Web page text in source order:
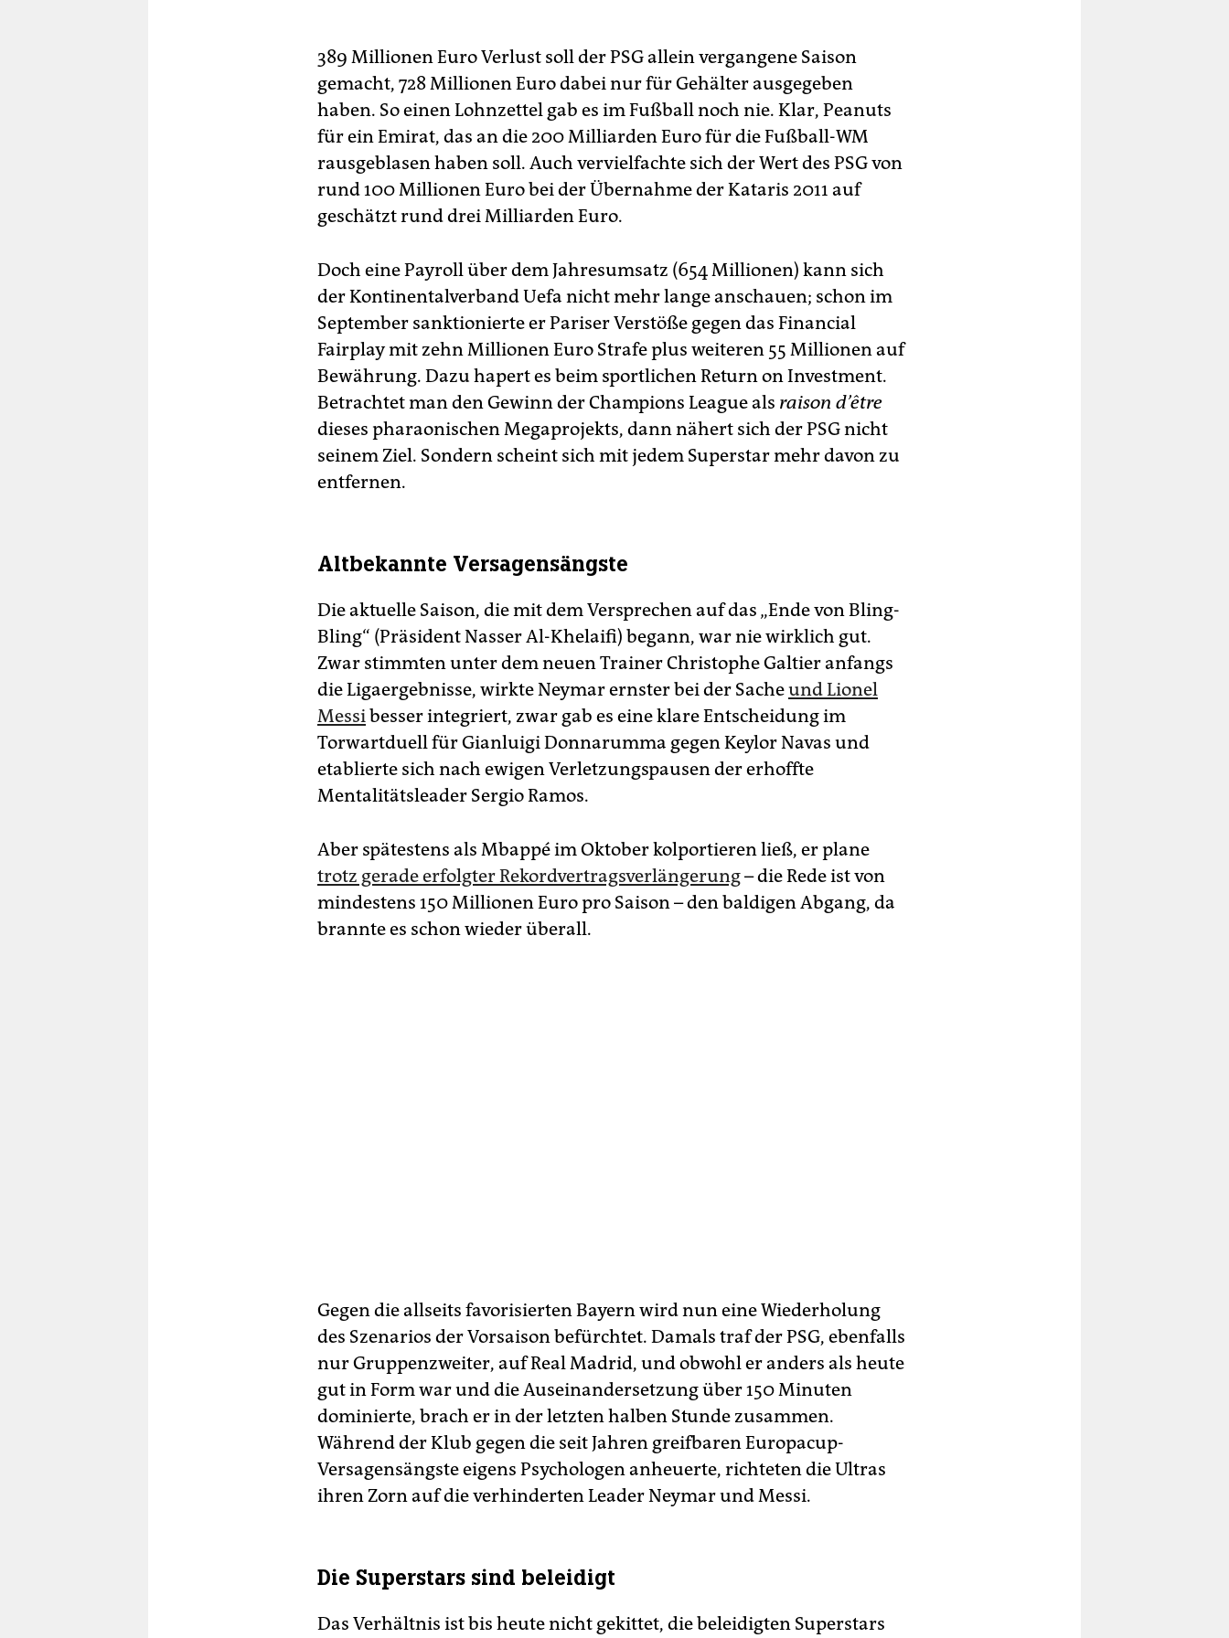
389 Millionen Euro Verlust soll der PSG allein vergangene Saison
gemacht, 728 Millionen Euro dabei nur für Gehälter ausgegeben
haben. So einen Lohnzettel gab es im Fußball noch nie. Klar, Peanuts
für ein Emirat, das an die 200 Milliarden Euro für die Fußball-WM
rausgeblasen haben soll. Auch vervielfachte sich der Wert des PSG von
rund 100 Millionen Euro bei der Übernahme der Kataris 2011 auf
geschätzt rund drei Milliarden Euro.
Doch eine Payroll über dem Jahresumsatz (654 Millionen) kann sich
der Kontinentalverband Uefa nicht mehr lange anschauen; schon im
September sanktionierte er Pariser Verstöße gegen das Financial
Fairplay mit zehn Millionen Euro Strafe plus weiteren 55 Millionen auf
Bewährung. Dazu hapert es beim sportlichen Return on Investment.
Betrachtet man den Gewinn der Champions League als raison d’être
dieses pharaonischen Megaprojekts, dann nähert sich der PSG nicht
seinem Ziel. Sondern scheint sich mit jedem Superstar mehr davon zu
entfernen.
Altbekannte Versagensängste
Die aktuelle Saison, die mit dem Versprechen auf das „Ende von Bling-
Bling“ (Präsident Nasser Al-Khelaifi) begann, war nie wirklich gut.
Zwar stimmten unter dem neuen Trainer Chris­tophe Galtier anfangs
die Ligaergebnisse, wirkte Neymar ernster bei der Sacheund Lionel
Messibesser integriert, zwar gab es eine klare Entscheidung im
Torwartduell für Gianluigi Donnarumma gegen Keylor Navas und
etablierte sich nach ewigen Verletzungspausen der erhoffte
Mentalitätsleader Sergio Ramos.
Aber spätestens als Mbappé im Oktober kolportieren ließ, er plane
trotz gerade erfolgter Rekordvertragsverlängerung– die Rede ist von
mindestens 150 Millionen Euro pro Saison – den baldigen Abgang, da
brannte es schon wieder überall.
Gegen die allseits favorisierten Bayern wird nun eine Wiederholung
des Szenarios der Vorsaison befürchtet. Damals traf der PSG, ebenfalls
nur Gruppenzweiter, auf Real Madrid, und obwohl er anders als heute
gut in Form war und die Auseinandersetzung über 150 Minuten
dominierte, brach er in der letzten halben Stunde zusammen.
Während der Klub gegen die seit Jahren greifbaren Europacup-
Versagensängste eigens Psychologen anheuerte, richteten die Ultras
ihren Zorn auf die verhinderten Leader Neymar und Messi.
Die Superstars sind beleidigt
Das Verhältnis ist bis heute nicht gekittet, die beleidigten Superstars